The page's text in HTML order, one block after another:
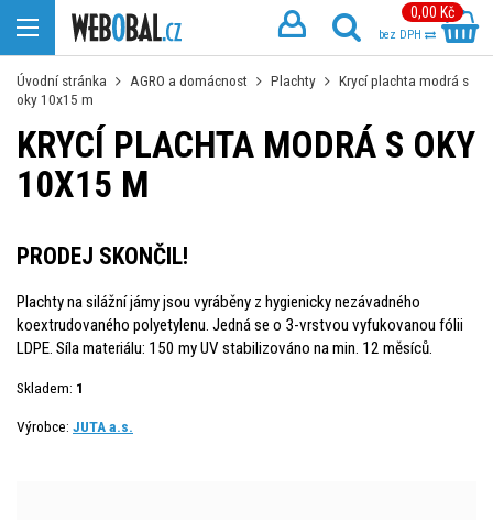
0,00 Kč
bez DPH
Úvodní stránka AGRO a domácnost Plachty
Krycí plachta modrá s
oky 10x15 m
KRYCÍ PLACHTA MODRÁ S OKY
10X15 M
PRODEJ SKONČIL!
Plachty na silážní jámy jsou vyráběny z hygienicky nezávadného
koextrudovaného polyetylenu. Jedná se o 3-vrstvou vyfukovanou fólii
LDPE. Síla materiálu: 150 my UV stabilizováno na min. 12 měsíců.
Skladem: 1
Výrobce: JUTA a.s.